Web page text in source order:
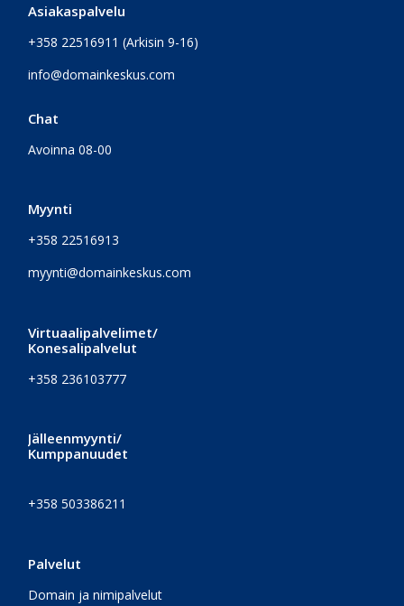
Asiakaspalvelu
+358 22516911 (Arkisin 9-16)
info@domainkeskus.com
Chat
Avoinna 08-00
Myynti
+358 22516913
myynti@domainkeskus.com
Virtuaalipalvelimet/
Konesalipalvelut
+358 236103777
Jälleenmyynti/
Kumppanuudet
+358 503386211
Palvelut
Domain ja nimipalvelut